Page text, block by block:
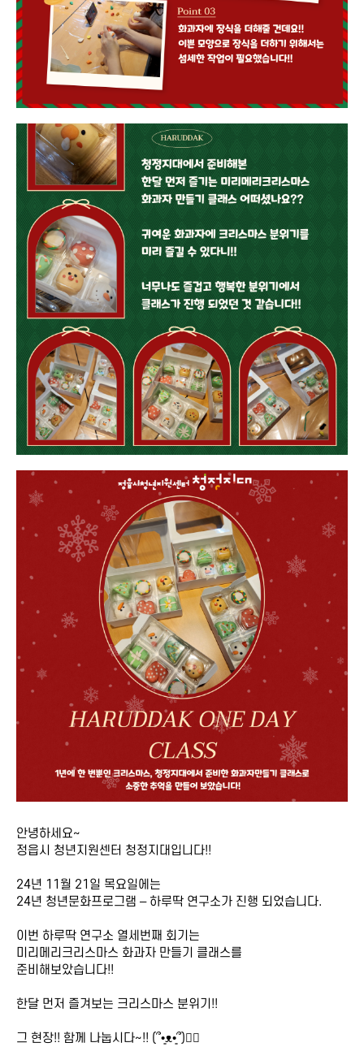
안녕하세요~
정읍시 청년지원센터 청정지대입니다!!
24년 11월 21일 목요일에는
24년 청년문화프로그램 – 하루딱 연구소가 진행 되었습니다.
이번 하루딱 연구소 열세번째 회기는
미리메리크리스마스 화과자 만들기 클래스를
준비해보았습니다!!
한달 먼저 즐겨보는 크리스마스 분위기!!
그 현장!! 함께 나눕시다~!! (՞•͈ᴥ•͈՞)♡⃛